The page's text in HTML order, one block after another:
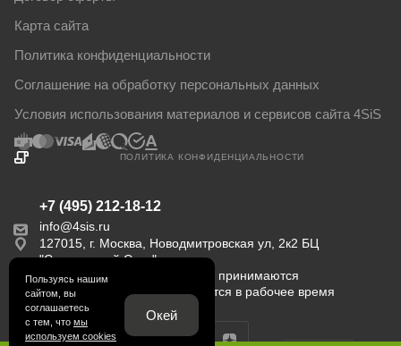
Карта сайта
Политика конфиденциальности
Соглашение на обработку персональных данных
Условия использования материалов и сервисов сайта 4SiS
ПОЛИТИКА КОНФИДЕНЦИАЛЬНОСТИ
+7 (495) 212-18-12
info@4sis.ru
127015, г. Москва, Новодмитровская ул, 2к2 БЦ
"Савеловский Сити".
Пн-Пт с 9:00 до 18:00. Заказы принимаются
круглосуточно. Обрабатываются в рабочее время
Пользуясь нашим
сайтом, вы
соглашаетесь
с тем, что мы
используем cookies
Окей